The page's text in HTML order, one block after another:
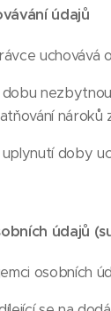
údajů
uchovává
nároků
doby
údajů
osobních